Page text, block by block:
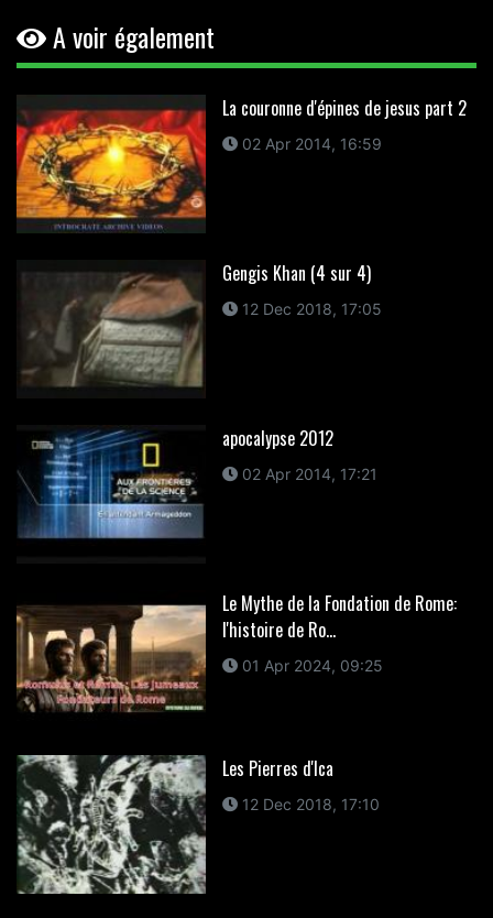
A voir également
La couronne d'épines de jesus part 2
02 Apr 2014, 16:59
Gengis Khan (4 sur 4)
12 Dec 2018, 17:05
apocalypse 2012
02 Apr 2014, 17:21
Le Mythe de la Fondation de Rome:
l'histoire de Ro...
01 Apr 2024, 09:25
Les Pierres d'Ica
12 Dec 2018, 17:10